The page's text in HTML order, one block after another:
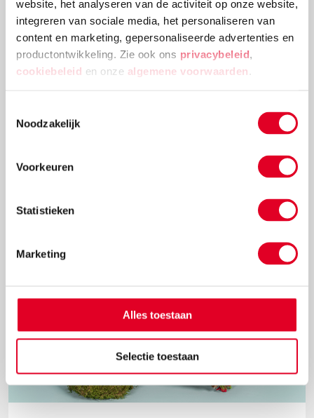
website, het analyseren van de activiteit op onze website,
integreren van sociale media, het personaliseren van
content en marketing, gepersonaliseerde advertenties en
productontwikkeling. Zie ook ons privacybeleid
cookiebeleid en onze algemene voorwaarden
Noodzakelijk
Voorkeuren
Statistieken
Marketing
Alles toestaan
Selectie toestaan
Knutselidee: kersthanger met ballen
Met de metalen ring met gaas hang je met gemak
kerstballen in de vorm van een kerstboom op.